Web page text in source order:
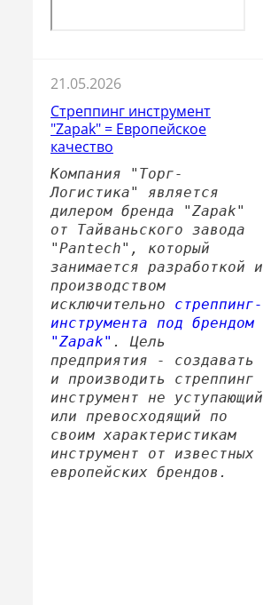
21.05.2026
Стреппинг инструмент
"Zapak" = Европейское
качество
Компания "Торг-
Логистика" является
дилером бренда "Zapak"
от Тайваньского завода
"Pantech", который
занимается разработкой и
производством
исключительно стреппинг-
инструмента под брендом
"Zapak" . Цель
предприятия - создавать
и производить стреппинг
инструмент не уступающий
или превосходящий по
своим характеристикам
инструмент от известных
европейских брендов.